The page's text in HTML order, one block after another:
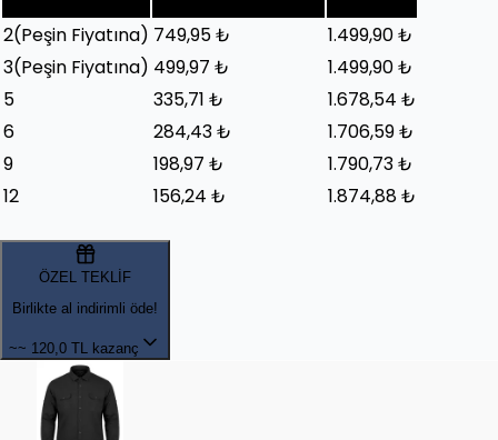
2(Peşin Fiyatına) 749,95 ₺
1.499,90 ₺
3(Peşin Fiyatına) 499,97 ₺
1.499,90 ₺
5
335,71 ₺
1.678,54 ₺
6
284,43 ₺
1.706,59 ₺
9
198,97 ₺
1.790,73 ₺
12
156,24 ₺ 1.874,88 ₺
ÖZEL TEKLİF
Birlikte al indirimli öde!
~~ 120,0 TL kazanç